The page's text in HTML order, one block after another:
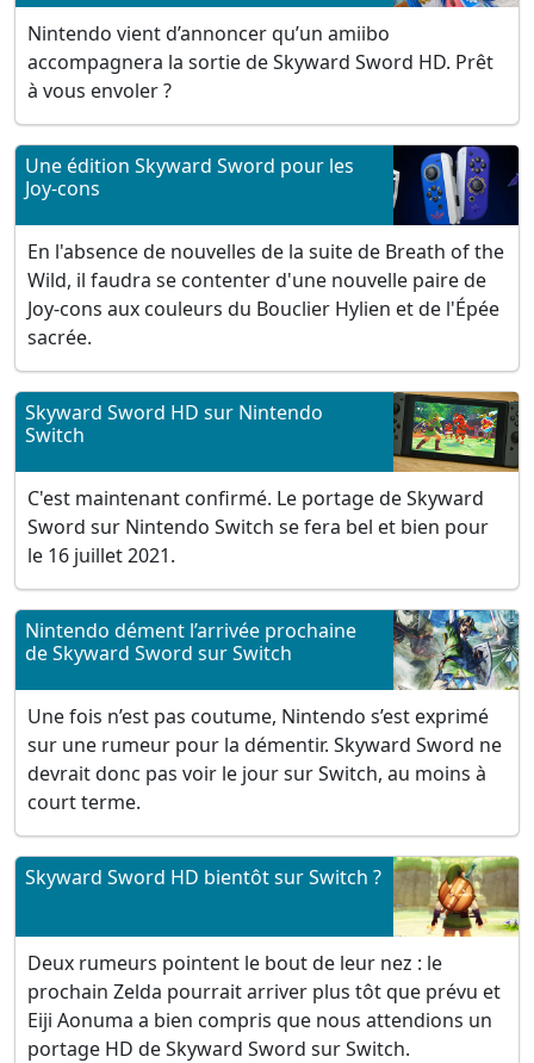
Nintendo vient d’annoncer qu’un amiibo
accompagnera la sortie de Skyward Sword HD. Prêt
à vous envoler ?
Une édition Skyward Sword pour les
Joy-cons
En l'absence de nouvelles de la suite de Breath of the
Wild, il faudra se contenter d'une nouvelle paire de
Joy-cons aux couleurs du Bouclier Hylien et de l'Épée
sacrée.
Skyward Sword HD sur Nintendo
Switch
C'est maintenant confirmé. Le portage de Skyward
Sword sur Nintendo Switch se fera bel et bien pour
le 16 juillet 2021.
Nintendo dément l’arrivée prochaine
de Skyward Sword sur Switch
Une fois n’est pas coutume, Nintendo s’est exprimé
sur une rumeur pour la démentir. Skyward Sword ne
devrait donc pas voir le jour sur Switch, au moins à
court terme.
Skyward Sword HD bientôt sur Switch ?
Deux rumeurs pointent le bout de leur nez : le
prochain Zelda pourrait arriver plus tôt que prévu et
Eiji Aonuma a bien compris que nous attendions un
portage HD de Skyward Sword sur Switch.